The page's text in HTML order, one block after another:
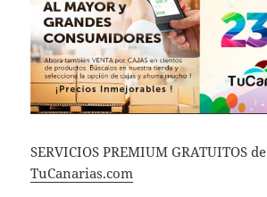
SERVICIOS PREMIUM GRATUITOS de
TuCanarias.com